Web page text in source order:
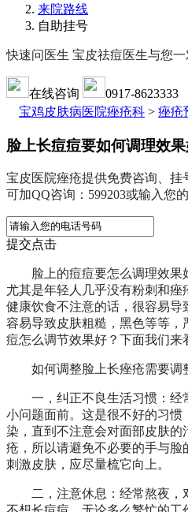
来院路线
自助挂号
快速问医生 宝皮祛痘医生与您
在线咨询
0917-8623333
宝鸡皮肤病医院痤疮科 > 痤疮
脸上长痘痘要如何调理效
宝皮医院痤疮提供免费咨询、挂
可加QQ咨询：599203或输入您
提交点击
脸上的痘痘要怎么调理效果
尤其是年轻人几乎没有粉刺和
健康饮食不注意的话，很容易
容易导致皮肤粗糙，黑色等等
痘怎么调节效果好？下面我们来
如何调整脸上长痤疮需要调
一，纠正不良生活习惯：经
小问题面前。这是很不好的习
染，直到不注意会对面部皮肤
疮，所以请避免不必要的手与
刺激皮肤，应尽量梳它向上。
二，注意休息：经常熬夜，